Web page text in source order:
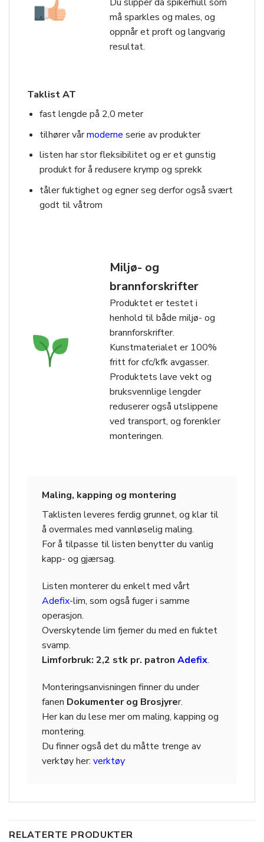
Du slipper da spikerhull som
må sparkles og males, og
oppnår et proft og langvarig
resultat.
Taklist AT
fast lengde på 2,0 meter
tilhører vårmoderne serie av produkter
listen har stor fleksibilitet og er et gunstig
produkt for å redusere krymp og sprekk
tåler fuktighet og egner seg derfor også svært
godt til våtrom
Miljø- og
brannforskrifter
Produktet er testet i
henhold til både miljø- og
brannforskrifter.
Kunstmaterialet er 100%
fritt for cfc/kfk avgasser.
Produktets lave vekt og
bruksvennlige lengder
reduserer også utslippene
ved transport, og forenkler
monteringen.
Maling, kapping og montering
Taklisten leveres ferdig grunnet, og klar til
å overmales med vannløselig maling.
For å tilpasse til listen benytter du vanlig
kapp- og gjærsag.
Listen monterer du enkelt med vårt
Adefix-lim, som også fuger i samme
operasjon.
Overskytende lim fjerner du med en fuktet
svamp.
Limforbruk: 2,2 stk pr. patron Adefix.
Monteringsanvisningen finner du under
fanen Dokumenter og Brosjyrer.
Her kan du lese mer om maling, kapping og
montering.
Du finner også det du måtte trenge av
verktøy her: verktøy
RELATERTE PRODUKTER